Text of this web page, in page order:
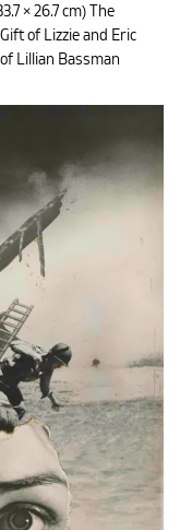
× 26.7 cm) The
of Lizzie and Eric
Lillian Bassman